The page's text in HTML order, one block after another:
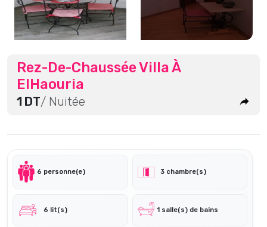
Rez-De-Chaussée Villa À
ElHaouria
1 DT/ Nuitée
6 personne(e) 3 chambre(s)
6 lit(s) 1 salle(s) de bains